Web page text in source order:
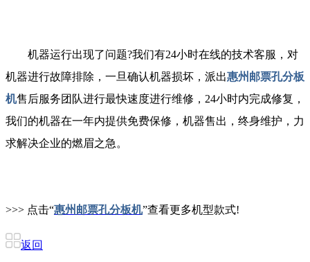
机器运行出现了问题?我们有24小时在线的技术客服，对
机器进行故障排除，一旦确认机器损坏，派出惠州邮票孔分板
机售后服务团队进行最快速度进行维修，24小时内完成修复，
我们的机器在一年内提供免费保修，机器售出，终身维护，力
求解决企业的燃眉之急。
>>> 点击“惠州邮票孔分板机”查看更多机型款式!
返回